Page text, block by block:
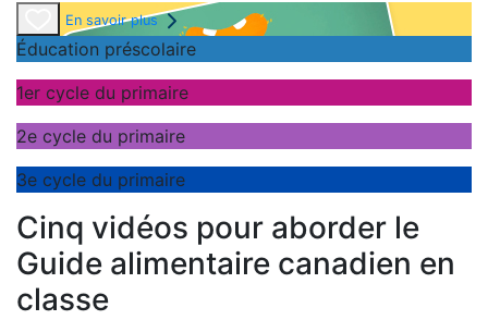
En savoir plus
Éducation préscolaire
1er cycle du primaire
2e cycle du primaire
3e cycle du primaire
Cinq vidéos pour aborder le
Guide alimentaire canadien en
classe